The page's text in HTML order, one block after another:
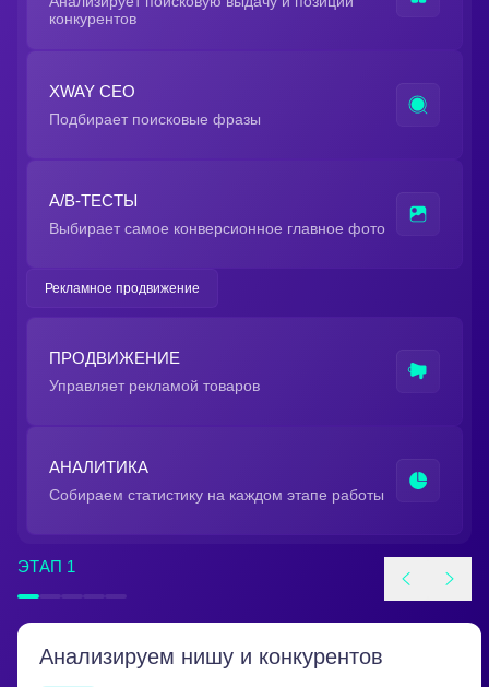
конкурентов
XWAY СЕО
Подбирает поисковые фразы
A/B-ТЕСТЫ
Выбирает самое конверсионное главное фото
Рекламное продвижение
ПРОДВИЖЕНИЕ
Управляет рекламой товаров
АНАЛИТИКА
Собираем статистику на каждом этапе работы
ЭТАП 1
Анализируем нишу и конкурентов